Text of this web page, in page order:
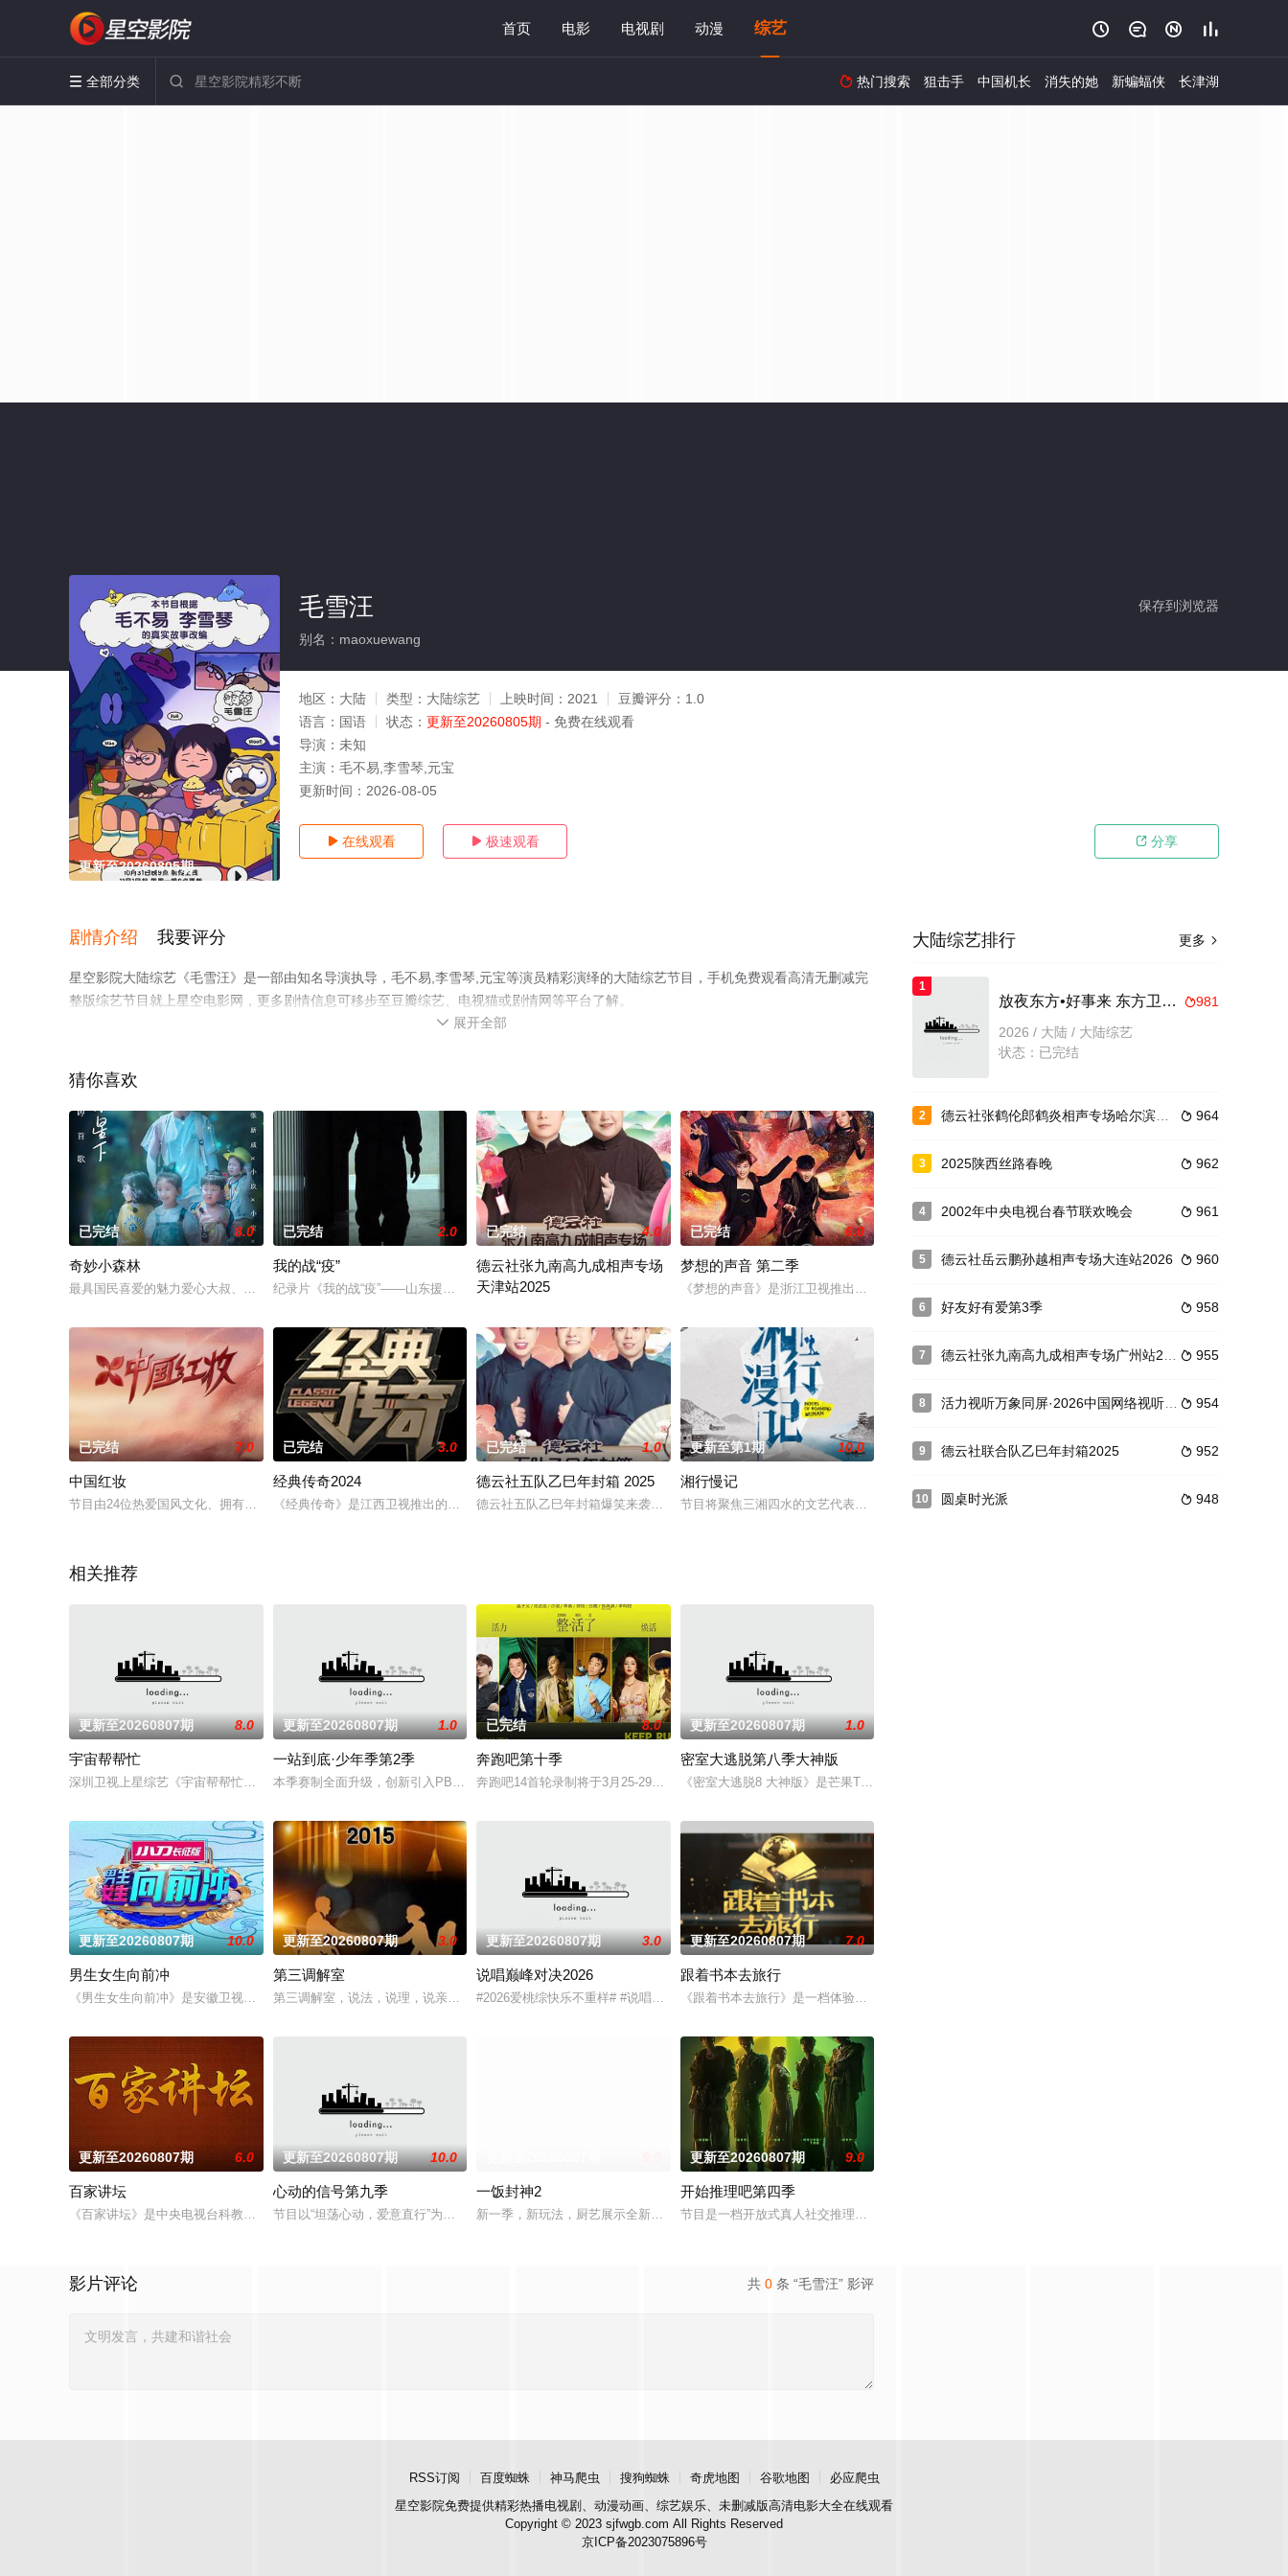
首页 电影 电视剧 动漫 综艺    
 全部分类   热门搜索 狙击手 中国机长 消失的她 新蝙蝠侠 长津湖
更新至20260805期
保存到浏览器
毛雪汪
别名：maoxuewang
地区： 大陆 类型： 大陆综艺 上映时间： 2021 豆瓣评分： 1.0
语言： 国语 状态： 更新至20260805期 - 免费在线观看
导演： 未知
主演： 毛不易,李雪琴,元宝
更新时间： 2026-08-05
 在线观看  极速观看  分享
剧情介绍 我要评分
星空影院大陆综艺《毛雪汪》是一部由知名导演执导，毛不易,李雪琴,元宝等演员精彩演绎的大陆综艺节目，手机免费观看高清无删减完
整版综艺节目就上星空电影网，更多剧情信息可移步至豆瓣综艺、电视猫或剧情网等平台了解。
 展开全部
猜你喜欢
已完结 8.0
奇妙小森林
最具国民喜爱的魅力爱心大叔、全能精干女汉子、人气暖心大哥哥和阳光氧气少女，共同组成森林家族，带领六位素人萌娃回归自然
已完结 2.0
我的战“疫”
纪录片《我的战“疫”——山东援助湖北医疗队队员口述实录》基于“关注生命，彰显人性”的创作主旨，历时两个月拍摄，采访了
已完结 4.0
德云社张九南高九成相声专场
天津站2025
德云社张九南高九成相声专场天津站爆笑来袭。本场节目包括张九南、高九成表演的《狂野西部》；王霄颐、陈九品表演的《杂学唱
已完结 6.0
梦想的声音 第二季
《梦想的声音》是浙江卫视推出的原创音乐圆梦节目，由浙江卫视节目中心制作。节目以梦想为基石，以切磋
已完结 7.0
中国红妆
节目由24位热爱国风文化、拥有时尚态度、富有鲜明个性、敢于自我表达的年轻女性群体为参与主体，以国风妆造为引，展现女孩
已完结 3.0
经典传奇2024
《经典传奇》是江西卫视推出的一档历史人文故事节目。继承《传奇故事》的人性化讲述，同时力求新的突破。内容具有《传奇故事
已完结 1.0
德云社五队乙巳年封箱 2025
德云社五队乙巳年封箱爆笑来袭。本场节目包括《快乐生活》《铁锅炖》《黄鹤楼》《义结金兰》《树没叶》。
更新至第1期 10.0
湘行慢记
节目将聚焦三湘四水的文艺代表作，从文学、艺术、设计等领域精选12件作品，每期以创作者及其好友接待探
相关推荐
更新至20260807期 8.0
宇宙帮帮忙
深圳卫视上星综艺《宇宙帮帮忙》是一档以文具快闪店为场景的真人秀。
更新至20260807期 1.0
一站到底·少年季第2季
本季赛制全面升级，创新引入PBL（问题驱动教学法）项目挑战模式，模拟真实学习场景。比赛分为三轮递进式竞技：抢位赛（考
已完结 8.0
奔跑吧第十季
奔跑吧14首轮录制将于3月25-29日开启
更新至20260807期 1.0
密室大逃脱第八季大神版
《密室大逃脱8 大神版》是芒果TV超大型密室逃脱真人秀《密室大逃脱》的官方定制衍生节目。节目邀请大神
更新至20260807期 10.0
男生女生向前冲
《男生女生向前冲》是安徽卫视一档大型户外竞技类真人秀节目，区别于所有同类的节目，特别设置男女双赛道，目的是为保证男女
更新至20260807期 3.0
第三调解室
第三调解室，说法，说理，说亲情。第三调解室是国内第一档具有法律效力的排解矛盾、化解纠纷的电视节目。 节目将司法局的
更新至20260807期 3.0
说唱巅峰对决2026
#2026爱桃综快乐不重样# #说唱十周年巅峰对决#全新升级归来，这次不止比技术，更要玩灵魂共振！最顶的舞台+最真的
更新至20260807期 7.0
跟着书本去旅行
《跟着书本去旅行》是一档体验式文化教育节目。节目以中小学课本或经典名著为线索，在读万卷书的同时行
更新至20260807期 6.0
百家讲坛
《百家讲坛》是中央电视台科教频道（CCTV-10）2001年7月9日开播的讲座式栏目，栏目宗旨为建构时代常识，享受智
更新至20260807期 10.0
心动的信号第九季
节目以“坦荡心动，爱意直行”为核心主题，聚焦真诚直白的新式恋爱，告别无效拉扯，走进心动小屋，见证单身青年之间萌生的浪
一饭封神2
新一季，新玩法，厨艺展示全新升级！厨神级的美味将持续上演，每一道都值得期待，已经盼着开宴瞬间的美味暴击了！
更新至20260807期 9.0
开始推理吧第四季
节目是一档开放式真人社交推理游戏综艺。由刘宇宁、金靖、张凌赫、丁程鑫、周柯宇组成的玩家团将共同进
共 0 条 “毛雪汪” 影评
影片评论
更多 
大陆综艺排行
1
981
放夜东方•好事来 东方卫视2026元宵节目
2026 / 大陆 / 大陆综艺
状态：已完结
2  964
德云社张鹤伦郎鹤炎相声专场哈尔滨站2025
3  962
2025陕西丝路春晚
4  961
2002年中央电视台春节联欢晚会
5  960
德云社岳云鹏孙越相声专场大连站2026
6  958
好友好有爱第3季
7  955
德云社张九南高九成相声专场广州站2024
8  954
活力视听万象同屏·2026中国网络视听盛典
9  952
德云社联合队乙巳年封箱2025
10  948
圆桌时光派
RSS订阅 百度蜘蛛 神马爬虫 搜狗蜘蛛 奇虎地图 谷歌地图
必应爬虫
星空影院免费提供精彩热播电视剧、动漫动画、综艺娱乐、未删减版高清电影大全在线观看
Copyright © 2023 sjfwgb.com All Rights Reserved
京ICP备2023075896号